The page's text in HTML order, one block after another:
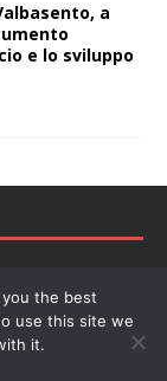
a
e lo sviluppo
Editore: Deah
the best
use this site we
it.